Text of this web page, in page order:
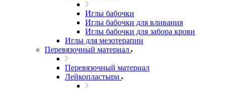
Иглы бабочки
Иглы бабочки для вливания
Иглы бабочки для забора крови
Иглы для мезотерапии
Перевязочный материал
Перевязочный материал
Лейкопластыри